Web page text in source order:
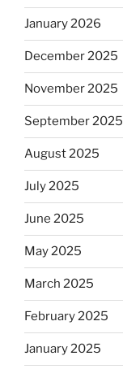
January 2026
December 2025
November 2025
September 2025
August 2025
July 2025
June 2025
May 2025
March 2025
February 2025
January 2025